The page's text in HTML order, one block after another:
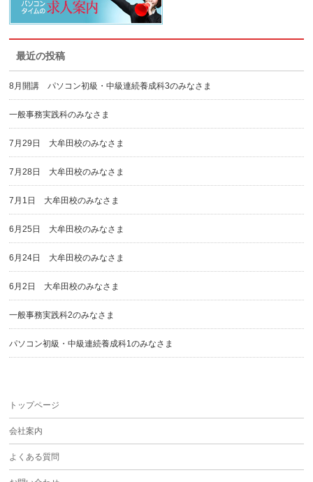
最近の投稿
8月開講 パソコン初級・中級連続養成科3のみなさま
一般事務実践科のみなさま
7月29日 大牟田校のみなさま
7月28日 大牟田校のみなさま
7月1日 大牟田校のみなさま
6月25日 大牟田校のみなさま
6月24日 大牟田校のみなさま
6月2日 大牟田校のみなさま
一般事務実践科2のみなさま
パソコン初級・中級連続養成科1のみなさま
トップページ
会社案内
よくある質問